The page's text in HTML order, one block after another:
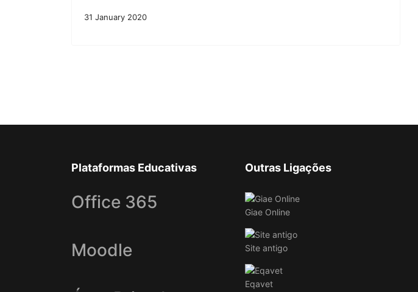
31 January 2020
Plataformas Educativas
Office 365
Moodle
Outras Ligações
Giae Online
Site antigo
Eqavet